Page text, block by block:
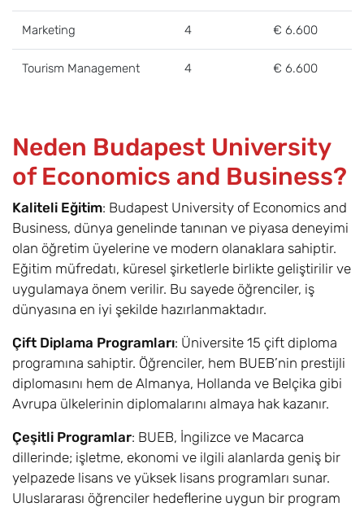
Marketing 4 € 6.600
Tourism Management 4 € 6.600
Neden Budapest University
of Economics and Business?
Kaliteli Eğitim: Budapest University of Economics and
Business, dünya genelinde tanınan ve piyasa deneyimi
olan öğretim üyelerine ve modern olanaklara sahiptir.
Eğitim müfredatı, küresel şirketlerle birlikte geliştirilir ve
uygulamaya önem verilir. Bu sayede öğrenciler, iş
dünyasına en iyi şekilde hazırlanmaktadır.
Çift Diplama Programları: Üniversite 15 çift diploma
programına sahiptir. Öğrenciler, hem BUEB’nin prestijli
diplomasını hem de Almanya, Hollanda ve Belçika gibi
Avrupa ülkelerinin diplomalarını almaya hak kazanır.
Çeşitli Programlar: BUEB, İngilizce ve Macarca
dillerinde; işletme, ekonomi ve ilgili alanlarda geniş bir
yelpazede lisans ve yüksek lisans programları sunar.
Uluslararası öğrenciler hedeflerine uygun bir program